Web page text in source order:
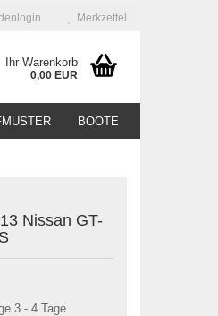
Merkzettel
Ihr Warenkorb
0,00 EUR
BOOTE
Nissan GT-
3 - 4 Tage